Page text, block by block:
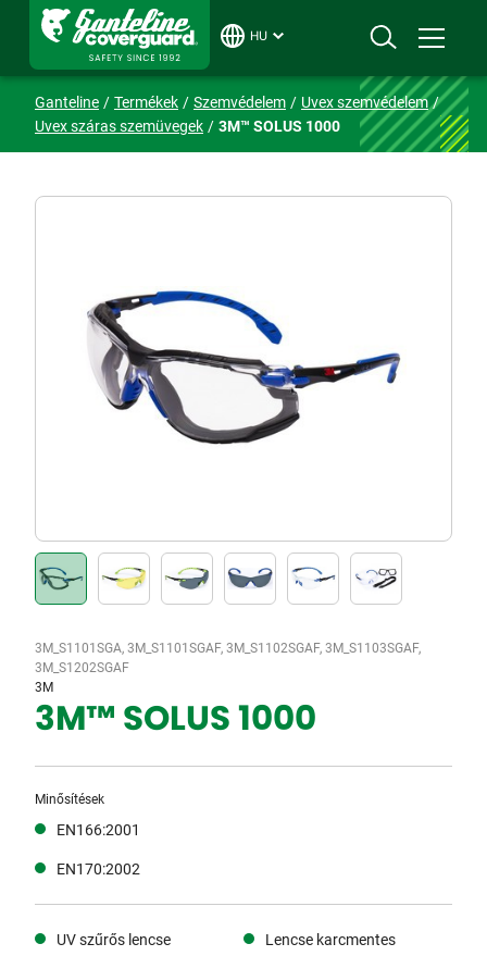
HU
Ganteline Termékek Szemvédelem
Uvex szemvédelem
Uvex száras szemüvegek
3M™ SOLUS 1000
3M_S1101SGA, 3M_S1101SGAF, 3M_S1102SGAF, 3M_S1103SGAF,
3M_S1202SGAF
3M
3M™ SOLUS 1000
Minősítések
EN166:2001
EN170:2002
UV szűrős lencse
Lencse karcmentes